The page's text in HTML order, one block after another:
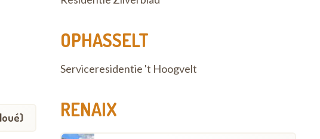
OPHASSELT
Serviceresidentie 't Hoogvelt
RENAIX